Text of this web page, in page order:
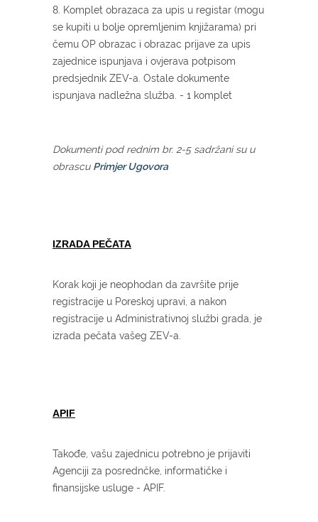
8. Komplet obrazaca za upis u registar (mogu
se kupiti u bolje opremljenim knjižarama) pri
čemu OP obrazac i obrazac prijave za upis
zajednice ispunjava i ovjerava potpisom
predsjednik ZEV-a. Ostale dokumente
ispunjava nadležna služba. - 1 komplet
Dokumenti pod rednim br. 2-5 sadržani su u
obrascu Primjer Ugovora
IZRADA PEČATA
Korak koji je neophodan da završite prije
registracije u Poreskoj upravi, a nakon
registracije u Administrativnoj službi grada, je
izrada pečata vašeg ZEV-a.
APIF
Takođe, vašu zajednicu potrebno je prijaviti
Agenciji za posrednčke, informatičke i
finansijske usluge - APIF.